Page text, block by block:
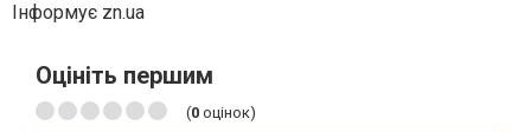
Інформує zn.ua
Оцініть першим
(0 оцінок)